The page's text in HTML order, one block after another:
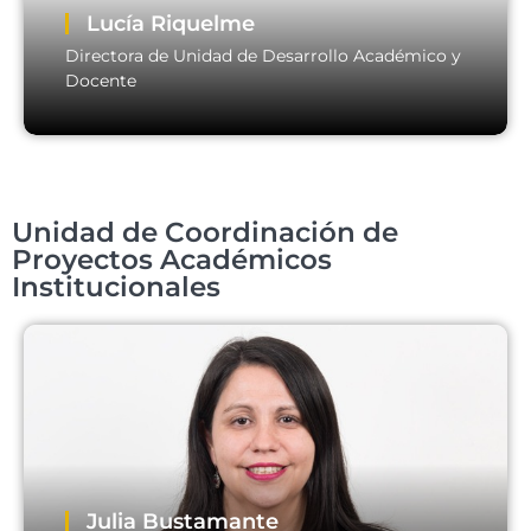
Lucía Riquelme
Directora de Unidad de Desarrollo Académico y
Docente
Directora de Unidad de Desarrollo Académico y
Docente
Email:director.d.rrhhad@usm.cl
Unidad de Coordinación de
Proyectos Académicos
Institucionales
Julia Bustamante